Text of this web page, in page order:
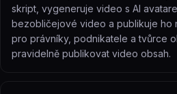
skript, vygeneruje video s AI
bezobličejové video a publikuje ho
pro právníky, podnikatele a tvůrce
pravidelně publikovat video obsah.